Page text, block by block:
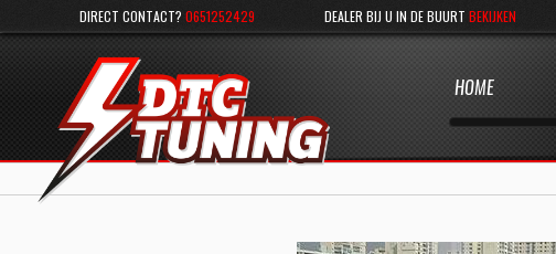
DIRECT CONTACT? 0651252429 DEALER BIJ U IN DE BUURT BEKIJKEN
HOME